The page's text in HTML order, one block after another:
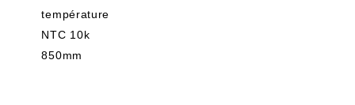
température
NTC 10k
850mm